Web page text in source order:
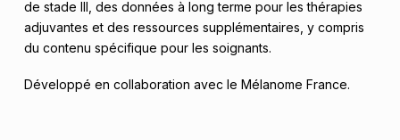
de stade III, des données à long terme pour les thérapies
adjuvantes et des ressources supplémentaires, y compris
du contenu spécifique pour les soignants.
Développé en collaboration avec le Mélanome France.